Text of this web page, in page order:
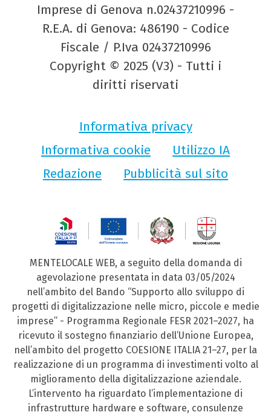
Imprese di Genova n.02437210996 -
R.E.A. di Genova: 486190 - Codice
Fiscale / P.Iva 02437210996
Copyright © 2025 (V3) - Tutti i
diritti riservati
Informativa privacy
Informativa cookie
Utilizzo IA
Redazione
Pubblicità sul sito
MENTELOCALE WEB, a seguito della domanda di
agevolazione presentata in data 03/05/2024
nell’ambito del Bando “Supporto allo sviluppo di
progetti di digitalizzazione nelle micro, piccole e medie
imprese” - Programma Regionale FESR 2021–2027, ha
ricevuto il sostegno finanziario dell’Unione Europea,
nell’ambito del progetto COESIONE ITALIA 21–27, per la
realizzazione di un programma di investimenti volto al
miglioramento della digitalizzazione aziendale.
L’intervento ha riguardato l’implementazione di
infrastrutture hardware e software, consulenze